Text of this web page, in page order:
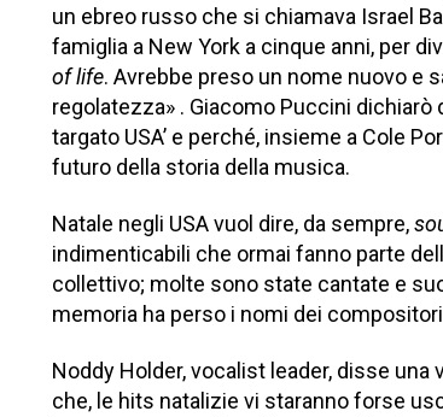
un ebreo russo che si chiamava Israel
famiglia a New York a cinque anni, per
of life. Avrebbe preso un nome nuovo e
regolatezza» . Giacomo Puccini dichiarò
targato USA’ e perché, insieme a Cole
futuro della storia della musica.
Natale negli USA vuol dire, da sempre,
indimenticabili che ormai fanno parte
collettivo; molte sono state cantate e
memoria ha perso i nomi dei
Noddy Holder, vocalist leader, disse
che, le hits natalizie vi staranno forse